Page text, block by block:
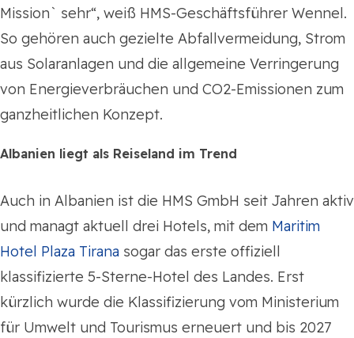
Mission` sehr“, weiß HMS-Geschäftsführer Wennel.
So gehören auch gezielte Abfallvermeidung, Strom
aus Solaranlagen und die allgemeine Verringerung
von Energieverbräuchen und CO2-Emissionen zum
ganzheitlichen Konzept.
Albanien liegt als Reiseland im Trend
Auch in Albanien ist die HMS GmbH seit Jahren aktiv
und managt aktuell drei Hotels, mit dem Maritim
Hotel Plaza Tirana sogar das erste offiziell
klassifizierte 5-Sterne-Hotel des Landes. Erst
kürzlich wurde die Klassifizierung vom Ministerium
für Umwelt und Tourismus erneuert und bis 2027